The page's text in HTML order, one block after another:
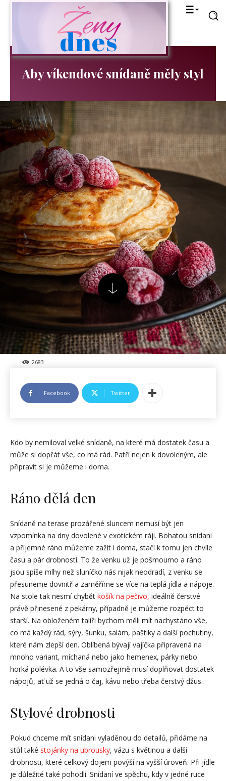
Ženy
dnes
Aby víkendové snídaně měly styl
2683
Facebook Twitter
Kdo by nemiloval velké snídaně, na které má dostatek času a
může si dopřát vše, co má rád. Patří nejen k dovoleným, ale
připravit si je můžeme i doma.
Ráno dělá den
Snídaně na terase prozářené sluncem nemusí být jen
vzpomínka na dny dovolené v exotickém ráji. Bohatou snídani
a příjemné ráno můžeme zažít i doma, stačí k tomu jen chvíle
času a pár drobností. To že venku už je pošmourno a ráno
jsou spíše mlhy než sluníčko nás nijak neodradí, z venku se
přesuneme dovnitř a zaměříme se více na teplá jídla a nápoje.
Na stole tak nesmí chybět košík na pečivo, ideálně čerstvé
právě přinesené z pekárny, případně je můžeme rozpéct to
starší. Na obloženém talíři bychom měli mít nachystáno vše,
co má každý rád, sýry, šunku, salám, paštiky a další pochutiny,
které nám zlepší den. Oblíbená bývají vajíčka připravená na
mnoho variant, míchaná nebo jako hemenex, párky nebo
horká polévka. A to vše samozřejmě musí doplňovat dostatek
nápojů, ať už se jedná o čaj, kávu nebo třeba čerstvý džus.
Stylové drobnosti
Pokud chceme mít snídani vyladěnou do detailů, přidáme na
stůl také stojánky na ubrousky, vázu s květinou a další
drobnosti, které celkový dojem povýší na vyšší úroveň. Při jídle
je důležité také pohodlí. Snídaní ve spěchu, kdy v jedné ruce